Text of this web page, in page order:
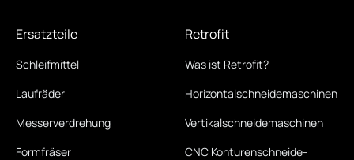
Ersatzteile
Schleifmittel
Laufräder
Messerverdrehung
Formfräser
Retrofit
Was ist Retrofit?
Horizontal­schneide­maschinen
Vertikal­schneide­maschinen
CNC Konturen­schneide­